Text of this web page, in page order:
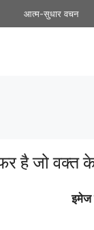
आत्म-सुधार वचन
है जो वक्त के
इमेज